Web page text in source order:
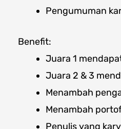
Pengumuman
Benefit:
Juara 1
Juara 2 & 3
Menambah
Menambah
Penulis yang